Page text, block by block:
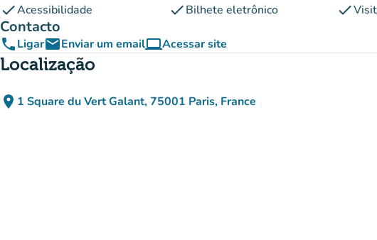
checkAcessibilidade checkBilhete eletrônico check
Contacto
phoneLigaremailEnviar um emailcomputerAcessar site
(novo separador)
Localização
place 1 Square du Vert Galant, 75001 Paris, France
(abrir no Google Maps)
(novo separador)